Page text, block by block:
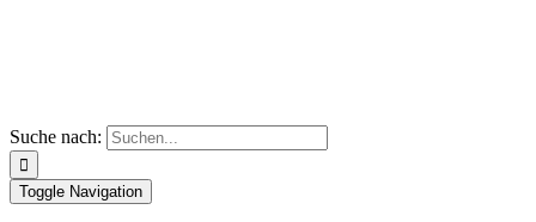
Suche nach:
Toggle Navigation